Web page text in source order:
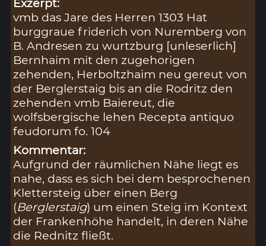
Exzerpt:
vmb das Jare des Herren 1303 Hat
burggraue friderich von Nuremberg von
B. Andresen zu wurtzburg [unleserlich]
Bernhaim mit den zugehorigen
zehenden, Herboltzhaim neu gereut von
der Berglerstaig bis an die Rodritz den
zehenden vmb Baiereut, die
wolfsbergische lehen Recepta antiquo
feudorum fo. 104
Kommentar:
Aufgrund der räumlichen Nähe liegt es
nahe, dass es sich bei dem besprochenen
Klettersteig über einen Berg
(Berglerstaig) um einen Steig im Kontext
der Frankenhöhe handelt, in deren Nähe
die Rednitz fließt.